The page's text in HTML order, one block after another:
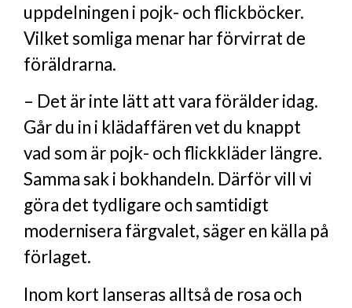
uppdelningen i pojk- och flickböcker.
Vilket somliga menar har förvirrat de
föräldrarna.
– Det är inte lätt att vara förälder idag.
Går du in i klädaffären vet du knappt
vad som är pojk- och flickkläder längre.
Samma sak i bokhandeln. Därför vill vi
göra det tydligare och samtidigt
modernisera färgvalet, säger en källa på
förlaget.
Inom kort lanseras alltså de rosa och